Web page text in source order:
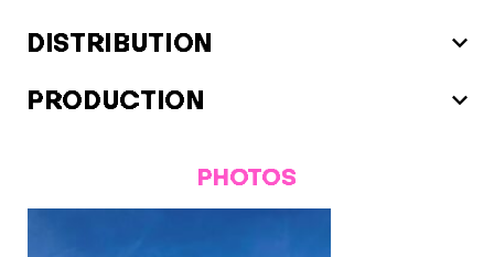
DISTRIBUTION
PRODUCTION
PHOTOS